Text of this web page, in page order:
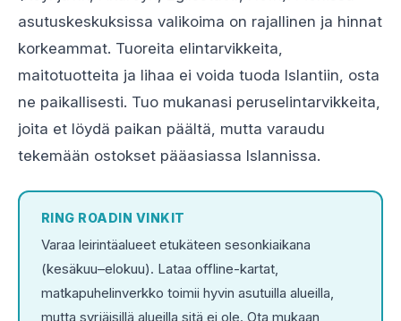
asutuskeskuksissa valikoima on rajallinen ja hinnat
korkeammat. Tuoreita elintarvikkeita,
maitotuotteita ja lihaa ei voida tuoda Islantiin, osta
ne paikallisesti. Tuo mukanasi peruselintarvikkeita,
joita et löydä paikan päältä, mutta varaudu
tekemään ostokset pääasiassa Islannissa.
RING ROADIN VINKIT
Varaa leirintäalueet etukäteen sesonkiaikana
(kesäkuu–elokuu). Lataa offline-kartat,
matkapuhelinverkko toimii hyvin asutuilla alueilla,
mutta syrjäisillä alueilla sitä ei ole. Ota mukaan